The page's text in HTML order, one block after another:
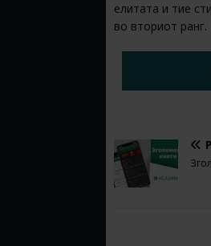
елитата и тие
во вториот